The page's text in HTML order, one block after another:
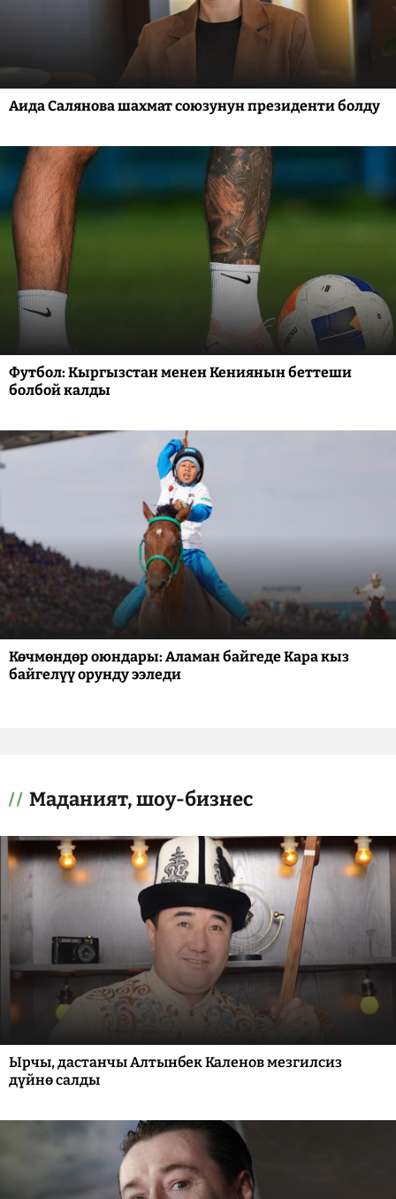
Аида Салянова шахмат союзунун президенти болду
Футбол: Кыргызстан менен Кениянын беттеши
болбой калды
Көчмөндөр оюндары: Аламан байгеде Кара кыз
байгелүү орунду ээледи
Маданият, шоу-бизнес
Ырчы, дастанчы Алтынбек Каленов мезгилсиз
дүйнө салды